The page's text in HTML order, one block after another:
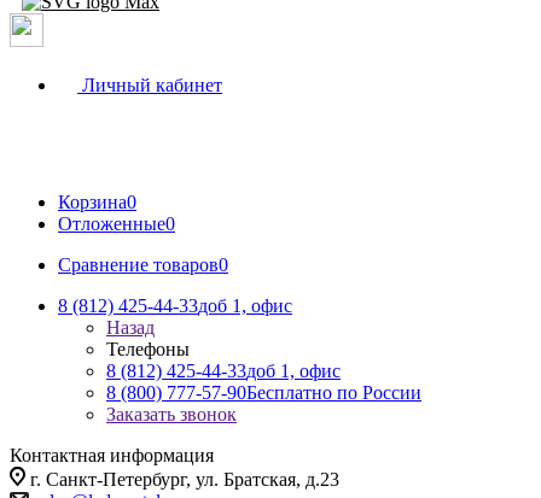
Личный кабинет
Корзина0
Отложенные0
Сравнение товаров0
8 (812) 425-44-33доб 1, офис
Назад
Телефоны
8 (812) 425-44-33доб 1, офис
8 (800) 777-57-90Бесплатно по России
Заказать звонок
Контактная информация
г. Санкт-Петербург, ул. Братская, д.23